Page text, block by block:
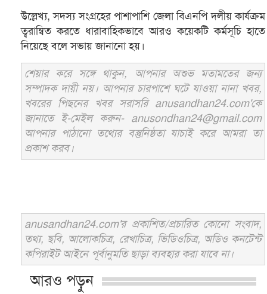
উল্লেখ্য, সদস্য সংগ্রহের পাশাপাশি জেলা বিএনপি দলীয় কার্যক্রম
ত্বরান্বিত করতে ধারাবাহিকভাবে আরও কয়েকটি কর্মসূচি হাতে
নিয়েছে বলে সভায় জানানো হয়।
শেয়ার করে সঙ্গে থাকুন, আপনার অশুভ মতামতের জন্য
সম্পাদক দায়ী নয়। আপনার চারপাশে ঘটে যাওয়া নানা খবর,
খবরের পিছনের খবর সরাসরি anusandhan24.com'কে
জানাতে ই-মেইল করুন- anusondhan24@gmail.com
আপনার পাঠানো তথ্যের বস্তুনিষ্ঠতা যাচাই করে আমরা তা
প্রকাশ করব।
anusandhan24.com'র প্রকাশিত/প্রচারিত কোনো সংবাদ,
তথ্য, ছবি, আলোকচিত্র, রেখাচিত্র, ভিডিওচিত্র, অডিও কনটেন্ট
কপিরাইট আইনে পূর্বানুমতি ছাড়া ব্যবহার করা যাবে না।
আরও পড়ুন